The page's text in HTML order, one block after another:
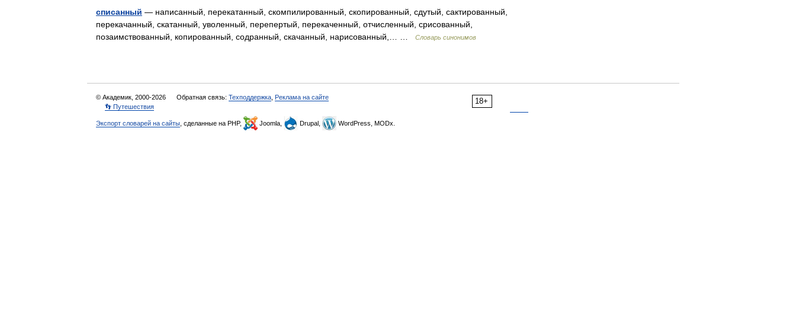
списанный — написанный, перекатанный, скомпилированный, скопированный, сдутый, сактированный,
перекачанный, скатанный, уволенный, перепертый, перекаченный, отчисленный, срисованный,
позаимствованный, копированный, содранный, скачанный, нарисованный,… …
Словарь синонимов
18+
© Академик, 2000-2026 Обратная связь: Техподдержка Реклама на сайте
👣 Путешествия
Экспорт словарей на сайты , сделанные на PHP, Joomla, Drupal, WordPress, MODx.